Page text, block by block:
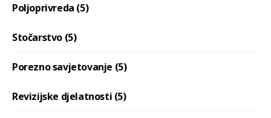
Poljoprivreda (5)
Stočarstvo (5)
Porezno savjetovanje (5)
Revizijske djelatnosti (5)